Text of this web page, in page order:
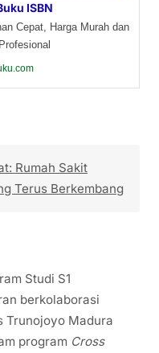
ISBN
Cepat, Harga Murah dan
Rumah Sakit
Terus Berkembang
Studi S1
berkolaborasi
Trunojoyo Madura
program Cross